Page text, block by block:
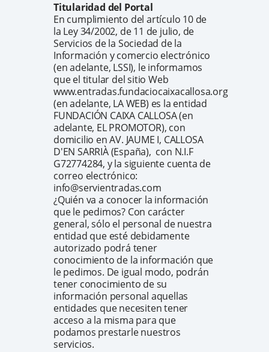
Titularidad del Portal
En cumplimiento del artículo 10 de
la Ley 34/2002, de 11 de julio, de
Servicios de la Sociedad de la
Información y comercio electrónico
(en adelante, LSSI), le informamos
que el titular del sitio Web
www.entradas.fundaciocaixacallosa.org
(en adelante, LA WEB) es la entidad
FUNDACIÓN CAIXA CALLOSA (en
adelante, EL PROMOTOR), con
domicilio en AV. JAUME I, CALLOSA
D'EN SARRIÀ (España), con N.I.F
G72774284, y la siguiente cuenta de
correo electrónico:
info@servientradas.com
¿Quién va a conocer la información
que le pedimos? Con carácter
general, sólo el personal de nuestra
entidad que esté debidamente
autorizado podrá tener
conocimiento de la información que
le pedimos. De igual modo, podrán
tener conocimiento de su
información personal aquellas
entidades que necesiten tener
acceso a la misma para que
podamos prestarle nuestros
servicios.